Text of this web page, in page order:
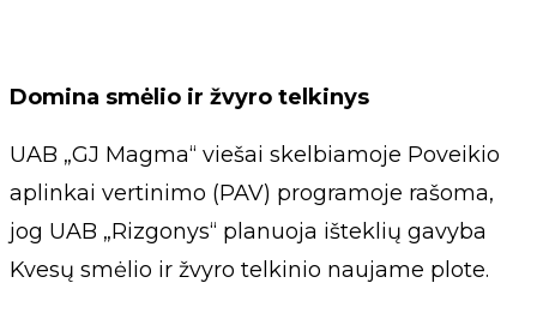
Domina smėlio ir žvyro telkinys
UAB „GJ Magma“ viešai skelbiamoje Poveikio
aplinkai vertinimo (PAV) programoje rašoma,
jog UAB „Rizgonys“ planuoja išteklių gavyba
Kvesų smėlio ir žvyro telkinio naujame plote.